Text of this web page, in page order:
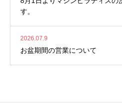
す。
2026.07.9
お盆期間の営業について